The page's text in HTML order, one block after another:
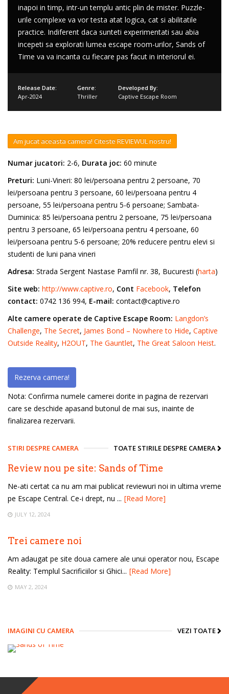
inapoi in timp, intr-un templu antic plin de mister. Puzzle-
urile complexe va vor testa atat logica, cat si abilitatile
practice. Indiferent daca sunteti experimentati sau abia
incepeti sa explorati lumea escape room-urilor, Sands of
Time va va incanta cu fiecare pas facut in interiorul ei.
Release Date:
Apr-2024
Genre:
Thriller
Developed By:
Captive Escape Room
Am jucat aceasta camera! Citeste REVIEWUL nostru!
Numar jucatori: 2-6, Durata joc: 60 minute
Preturi: Luni-Vineri: 80 lei/persoana pentru 2 persoane, 70
lei/persoana pentru 3 persoane, 60 lei/persoana pentru 4
persoane, 55 lei/persoana pentru 5-6 persoane; Sambata-
Duminica: 85 lei/persoana pentru 2 persoane, 75 lei/persoana
pentru 3 persoane, 65 lei/persoana pentru 4 persoane, 60
lei/persoana pentru 5-6 persoane; 20% reducere pentru elevi si
studenti de luni pana vineri
Adresa: Strada Sergent Nastase Pamfil nr. 38, Bucuresti (harta)
Site web: http://www.captive.ro, Cont Facebook, Telefon
contact: 0742 136 994, E-mail: contact@captive.ro
Alte camere operate de Captive Escape Room: Langdon’s
Challenge, The Secret, James Bond – Nowhere to Hide, Captive
Outside Reality, H2OUT, The Gauntlet, The Great Saloon Heist.
Rezerva camera!
Nota: Confirma numele camerei dorite in pagina de rezervari
care se deschide apasand butonul de mai sus, inainte de
finalizarea rezervarii.
STIRI DESPRE CAMERA TOATE STIRILE DESPRE CAMERA
Review nou pe site: Sands of Time
Ne-ati certat ca nu am mai publicat reviewuri noi in ultima vreme
pe Escape Central. Ce-i drept, nu ... [Read More]
JULY 12, 2024
Trei camere noi
Am adaugat pe site doua camere ale unui operator nou, Escape
Reality: Templul Sacrificiilor si Ghici... [Read More]
MAY 2, 2024
IMAGINI CU CAMERA VEZI TOATE